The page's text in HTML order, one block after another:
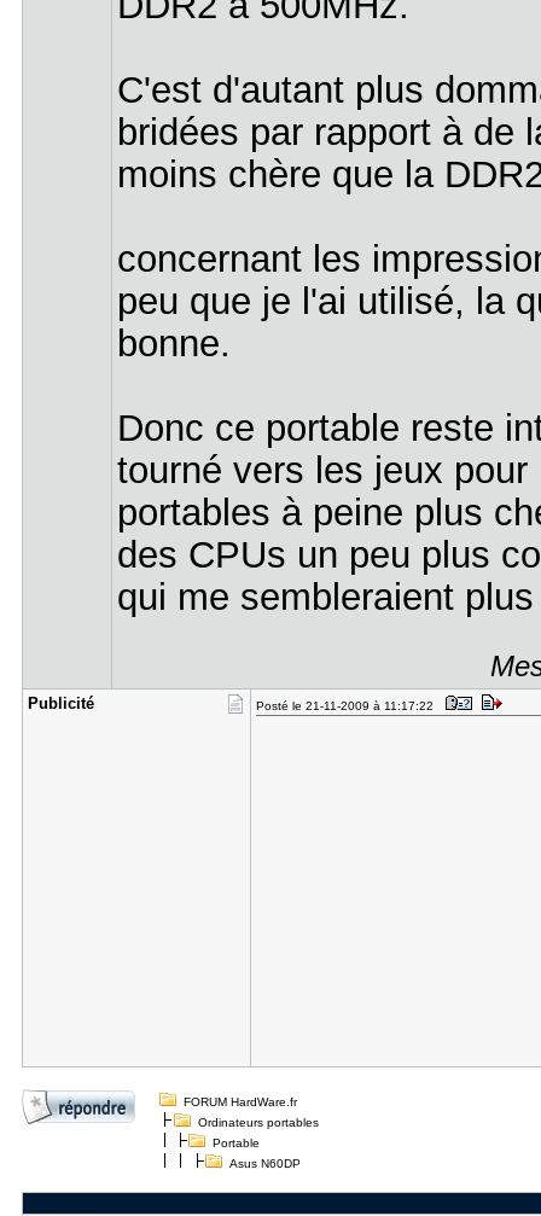
C'est d'autant plus
bridées par rapport à de
moins chère que la
concernant les
peu que je l'ai utilisé, la
bonne.
Donc ce portable reste
tourné vers les jeux
portables à peine plus
des CPUs un peu plus
qui me sembleraient
Publicité Posté le 21-11-2009 à 11:17:22
FORUM HardWare.fr
Ordinateurs portables
Portable
Asus N60DP